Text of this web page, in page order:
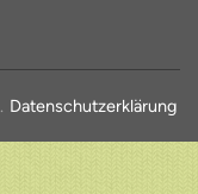
. Datenschutzerklärung